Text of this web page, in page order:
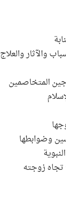
والآثار والعلاج
المتخاصمين
وضوابطها